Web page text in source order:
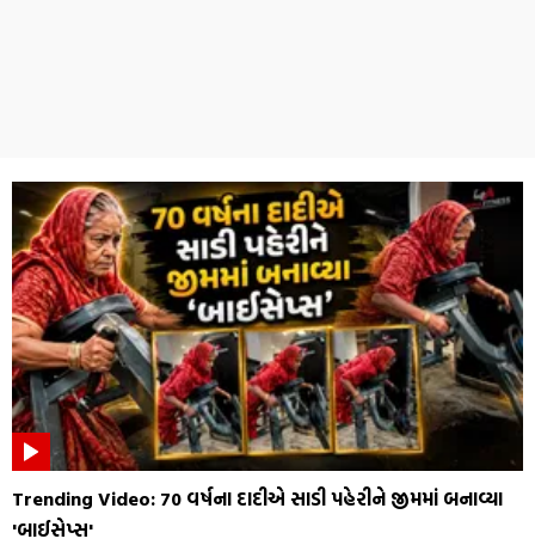
Trending Video: 70 વર્ષના દાદીએ સાડી પહેરીને જીમમાં બનાવ્યા
'બાઈસેપ્સ'